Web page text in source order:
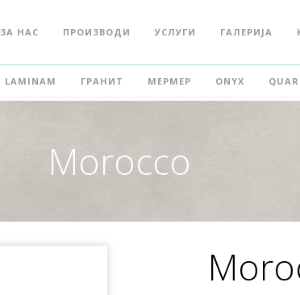
ЗА НАС ПРОИЗВОДИ УСЛУГИ ГАЛЕРИЈА
LAMINAM ГРАНИТ МЕРМЕР ONYX
Morocco